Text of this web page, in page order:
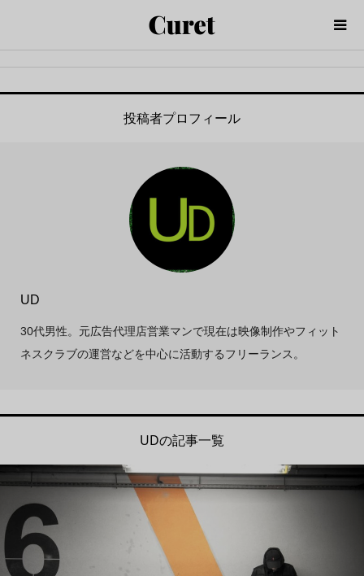
投稿者プロフィール
UD
30代男性。元広告代理店営業マンで現在は映像制作やフィット
ネスクラブの運営などを中心に活動するフリーランス。
UDの記事一覧